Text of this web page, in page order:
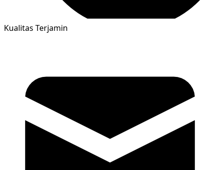
Kualitas Terjamin